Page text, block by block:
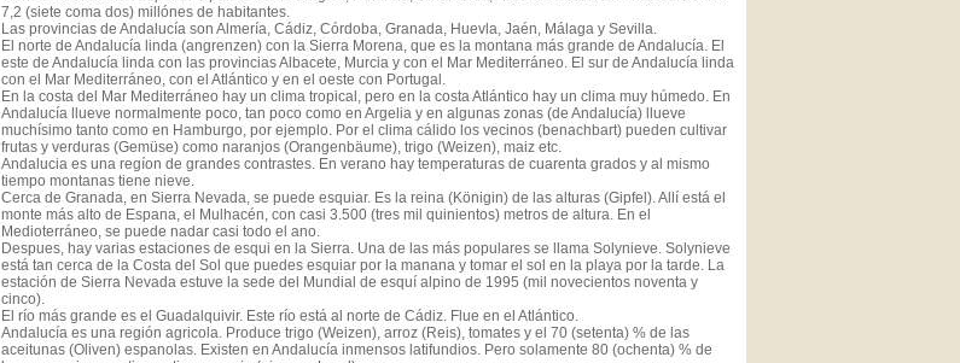
7,2 (siete coma dos) millónes de habitantes.
Las provincias de Andalucía son Almería, Cádiz, Córdoba, Granada, Huevla, Jaén, Málaga y Sevilla.
El norte de Andalucía linda (angrenzen) con la Sierra Morena, que es la montana más grande de Andalucía. El
este de Andalucía linda con las provincias Albacete, Murcia y con el Mar Mediterráneo. El sur de Andalucía linda
con el Mar Mediterráneo, con el Atlántico y en el oeste con Portugal.
En la costa del Mar Mediterráneo hay un clima tropical, pero en la costa Atlántico hay un clima muy húmedo. En
Andalucía llueve normalmente poco, tan poco como en Argelia y en algunas zonas (de Andalucía) llueve
muchísimo tanto como en Hamburgo, por ejemplo. Por el clima cálido los vecinos (benachbart) pueden cultivar
frutas y verduras (Gemüse) como naranjos (Orangenbäume), trigo (Weizen), maiz etc.
Andalucia es una regíon de grandes contrastes. En verano hay temperaturas de cuarenta grados y al mismo
tiempo montanas tiene nieve.
Cerca de Granada, en Sierra Nevada, se puede esquiar. Es la reina (Königin) de las alturas (Gipfel). Allí está el
monte más alto de Espana, el Mulhacén, con casi 3.500 (tres mil quinientos) metros de altura. En el
Medioterráneo, se puede nadar casi todo el ano.
Despues, hay varias estaciones de esqui en la Sierra. Una de las más populares se llama Solynieve. Solynieve
está tan cerca de la Costa del Sol que puedes esquiar por la manana y tomar el sol en la playa por la tarde. La
estación de Sierra Nevada estuve la sede del Mundial de esquí alpino de 1995 (mil novecientos noventa y
cinco).
El río más grande es el Guadalquivir. Este río está al norte de Cádiz. Flue en el Atlántico.
Andalucía es una región agricola. Produce trigo (Weizen), arroz (Reis), tomates y el 70 (setenta) % de las
aceitunas (Oliven) espanolas. Existen en Andalucía inmensos latifundios. Pero solamente 80 (ochenta) % de